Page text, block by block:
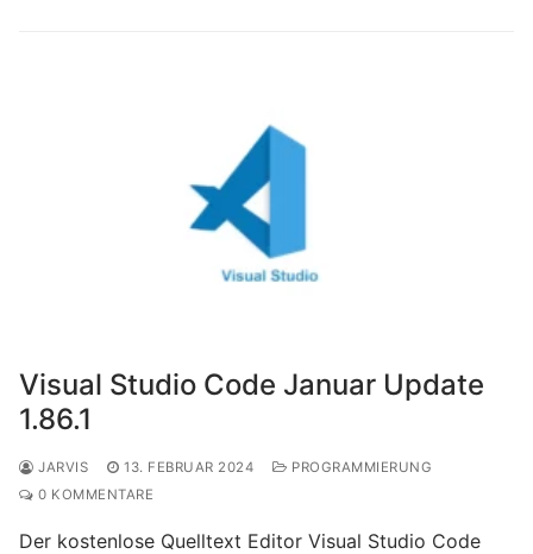
Visual Studio Code Januar Update
1.86.1
JARVIS 13. FEBRUAR 2024
PROGRAMMIERUNG
0 KOMMENTARE
Der kostenlose Quelltext Editor Visual Studio Code